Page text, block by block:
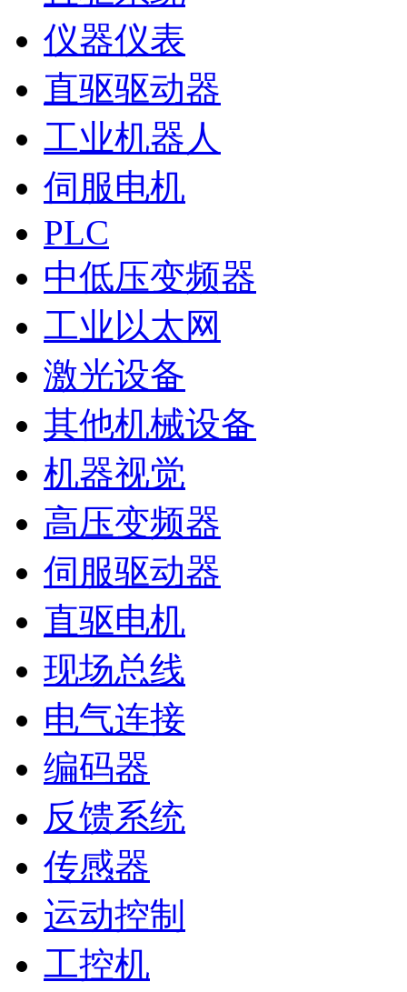
仪器仪表
直驱驱动器
工业机器人
伺服电机
PLC
中低压变频器
工业以太网
激光设备
其他机械设备
机器视觉
高压变频器
伺服驱动器
直驱电机
现场总线
电气连接
编码器
反馈系统
传感器
运动控制
工控机